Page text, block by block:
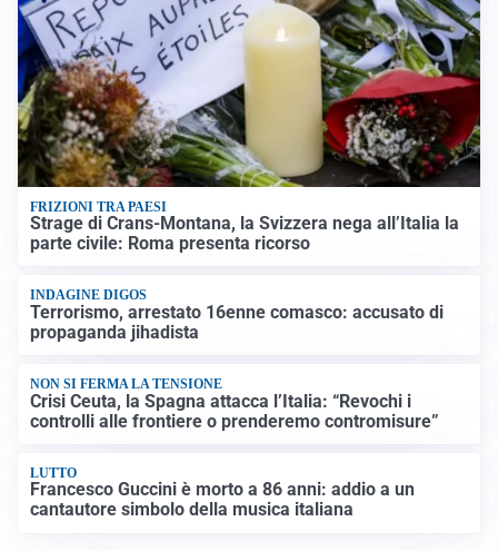
FRIZIONI TRA PAESI
Strage di Crans-Montana, la Svizzera nega all’Italia la
parte civile: Roma presenta ricorso
INDAGINE DIGOS
Terrorismo, arrestato 16enne comasco: accusato di
propaganda jihadista
NON SI FERMA LA TENSIONE
Crisi Ceuta, la Spagna attacca l’Italia: “Revochi i
controlli alle frontiere o prenderemo contromisure”
LUTTO
Francesco Guccini è morto a 86 anni: addio a un
cantautore simbolo della musica italiana